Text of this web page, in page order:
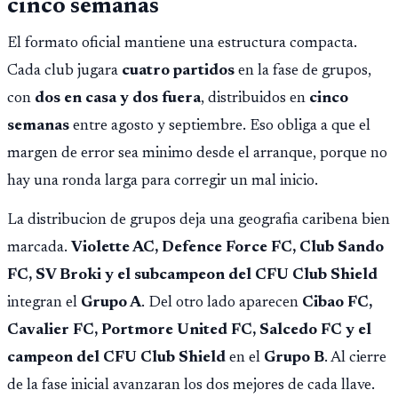
cinco semanas
El formato oficial mantiene una estructura compacta.
Cada club jugara cuatro partidos en la fase de grupos,
con dos en casa y dos fuera, distribuidos en cinco
semanas entre agosto y septiembre. Eso obliga a que el
margen de error sea minimo desde el arranque, porque no
hay una ronda larga para corregir un mal inicio.
La distribucion de grupos deja una geografia caribena bien
marcada. Violette AC, Defence Force FC, Club Sando
FC, SV Broki y el subcampeon del CFU Club Shield
integran el Grupo A. Del otro lado aparecen Cibao FC,
Cavalier FC, Portmore United FC, Salcedo FC y el
campeon del CFU Club Shield en el Grupo B. Al cierre
de la fase inicial avanzaran los dos mejores de cada llave.